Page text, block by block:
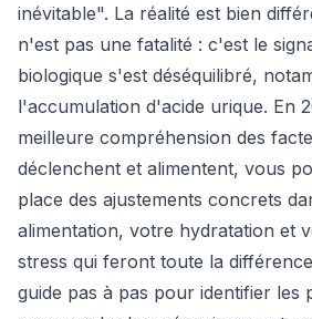
inévitable". La réalité est bien
n'est pas une fatalité : c'est le
biologique s'est déséquilibré,
l'accumulation d'acide urique. En
meilleure compréhension des
déclenchent et alimentent, vous
place des ajustements concrets
alimentation, votre hydratation et
stress qui feront toute la
guide pas à pas pour identifier les